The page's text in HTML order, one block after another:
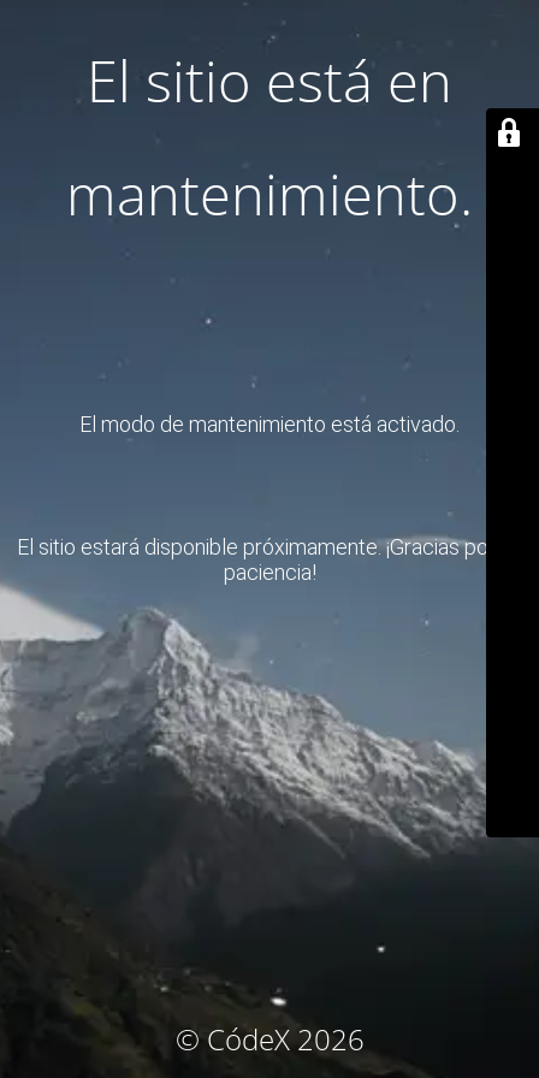
El sitio está en
mantenimiento.
El modo de mantenimiento está activado.
El sitio estará disponible próximamente. ¡Gracias por su
paciencia!
© CódeX 2026